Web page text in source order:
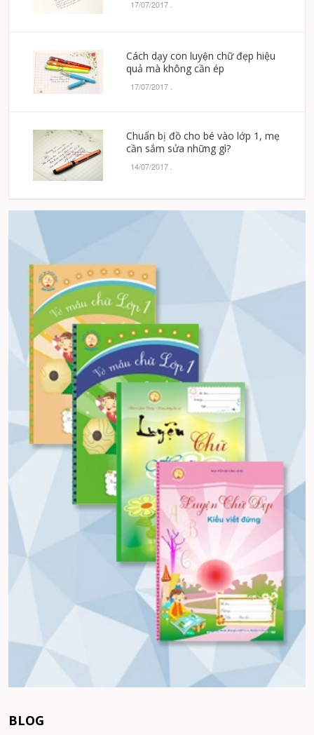
17/07/2017
Cách dạy con luyện chữ đẹp hiệu
quả mà không cần ép
17/07/2017
Chuẩn bị đồ cho bé vào lớp 1, mẹ
cần sắm sửa những gì?
14/07/2017 .
BLOG